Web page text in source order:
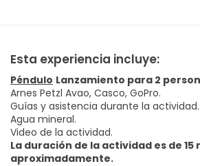
Esta experiencia incluye:
Péndulo Lanzamiento para 2
Arnes Petzl Avao, Casco, GoPro.
Guías y asistencia durante la actividad.
Agua mineral.
Video de la actividad.
La duración de la actividad es de 15
aproximadamente.